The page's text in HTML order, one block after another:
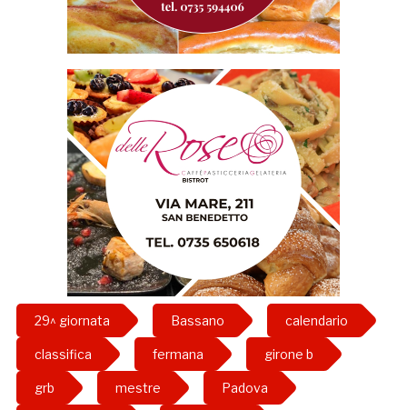
29^ giornata Bassano calendario
classifica fermana girone b
grb mestre Padova